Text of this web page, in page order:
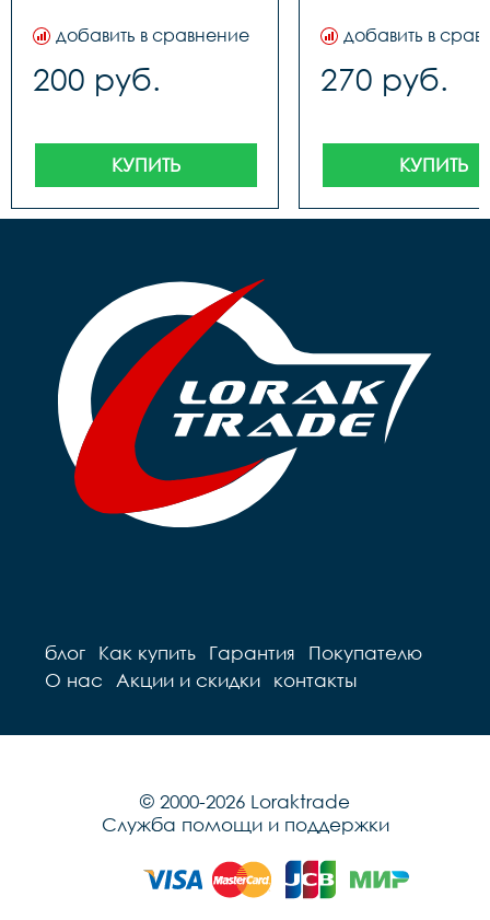
добавить в сравнение
200 руб.
КУПИТЬ
добавить в
270 руб.
КУПИТЬ
блог Как купить Гарантия
Покупателю
О нас
Акции и скидки контакты
© 2000-2026 Loraktrade
Служба помощи и поддержки